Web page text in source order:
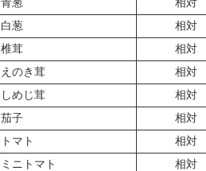
白葱
相対
椎茸
相対
えのき茸
相対
しめじ茸
相対
茄子
相対
トマト
相対
ミニトマト
相対